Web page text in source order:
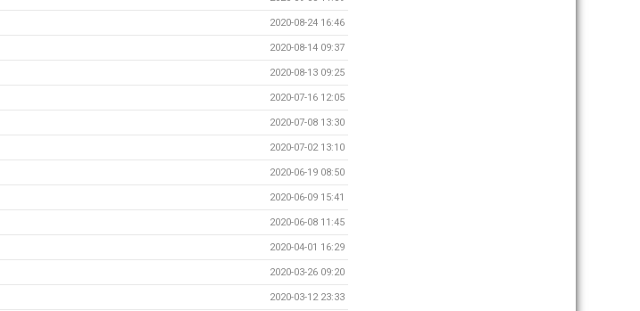
2020-08-24 16:46
2020-08-14 09:37
2020-08-13 09:25
2020-07-16 12:05
2020-07-08 13:30
2020-07-02 13:10
2020-06-19 08:50
2020-06-09 15:41
2020-06-08 11:45
2020-04-01 16:29
2020-03-26 09:20
2020-03-12 23:33